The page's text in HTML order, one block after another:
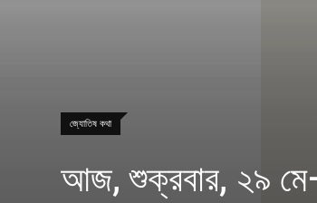
জ্যোতিষ কথা
আজ, শুক্রবার, ২৯